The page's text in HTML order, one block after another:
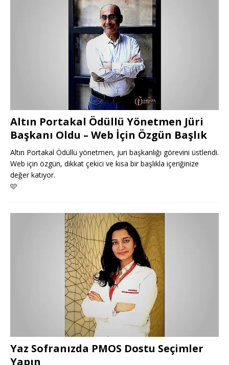
Altın Portakal Ödüllü Yönetmen Jüri
Başkanı Oldu – Web İçin Özgün Başlık
Altın Portakal Ödüllü yönetmen, juri başkanlığı görevini üstlendi.
Web için özgün, dikkat çekici ve kısa bir başlıkla içeriğinize
değer katıyor.
🩷
Yaz Sofranızda PMOS Dostu Seçimler
Yapın